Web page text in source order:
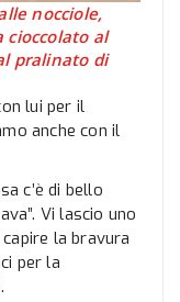
nocciole,
cioccolato al
pralinato di
lui per il
anche con il
c’è di bello
Vi lascio uno
la bravura
per la